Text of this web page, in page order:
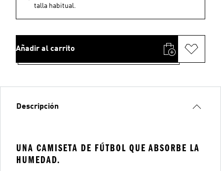
talla habitual.
Añadir al carrito
Descripción
UNA CAMISETA DE FÚTBOL QUE ABSORBE LA
HUMEDAD.